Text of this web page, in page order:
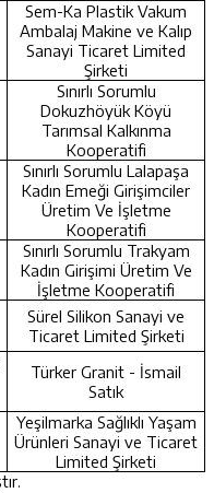
Sem-Ka Plastik Vakum
Ambalaj Makine ve Kalıp
Sanayi Ticaret Limited
Şirketi
Sınırlı Sorumlu
Dokuzhöyük Köyü
Tarımsal Kalkınma
Kooperatifi
Sınırlı Sorumlu Lalapaşa
Kadın Emeği Girişimciler
Üretim Ve İşletme
Kooperatifi
Sınırlı Sorumlu Trakyam
Kadın Girişimi Üretim Ve
İşletme Kooperatifi
Sürel Silikon Sanayi ve
Ticaret Limited Şirketi
Türker Granit - İsmail
Satık
Yeşilmarka Sağlıklı Yaşam
Ürünleri Sanayi ve Ticaret
Limited Şirketi